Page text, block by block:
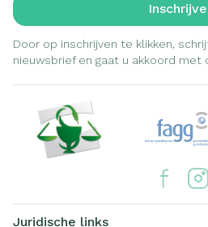
Door op inschrijven te klikken,
nieuwsbrief en gaat u akkoord met
Juridische links